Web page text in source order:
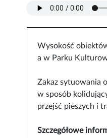
Wysokość
a w Parku
Zakaz sytuowania
w sposób
przejść pieszych i
Szczegółowe